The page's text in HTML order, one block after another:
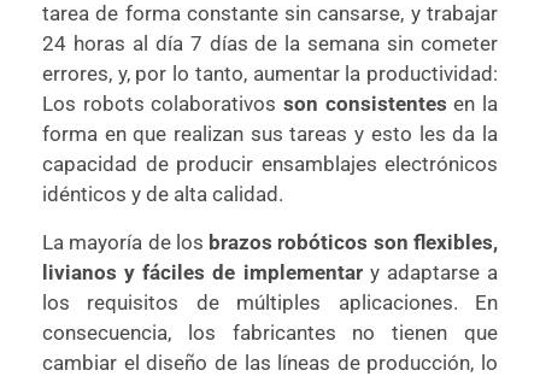
tarea de forma constante sin cansarse, y trabajar
24 horas al día 7 días de la semana sin cometer
errores, y, por lo tanto, aumentar la productividad:
Los robots colaborativos son consistentes en la
forma en que realizan sus tareas y esto les da la
capacidad de producir ensamblajes electrónicos
idénticos y de alta calidad.
La mayoría de los brazos robóticos son flexibles,
livianos y fáciles de implementary adaptarse a
los requisitos de múltiples aplicaciones. En
consecuencia, los fabricantes no tienen que
cambiar el diseño de las líneas de producción, lo